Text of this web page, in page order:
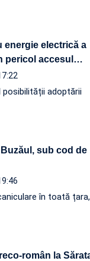
energie electrică a
pericol accesul …
posibilității adoptării
sub cod de
în toată
român la